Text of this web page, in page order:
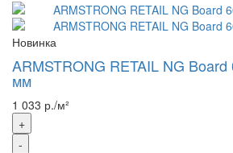
Новинка
ARMSTRONG RETAIL NG
мм
1 033 р./м²
+
-